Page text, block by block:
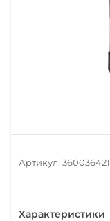
Артикул: 360036421
Характеристики